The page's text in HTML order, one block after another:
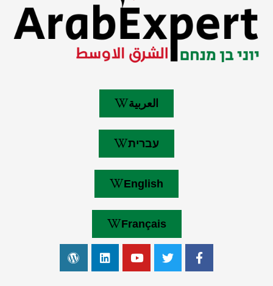
العربية
עברית
English
Français